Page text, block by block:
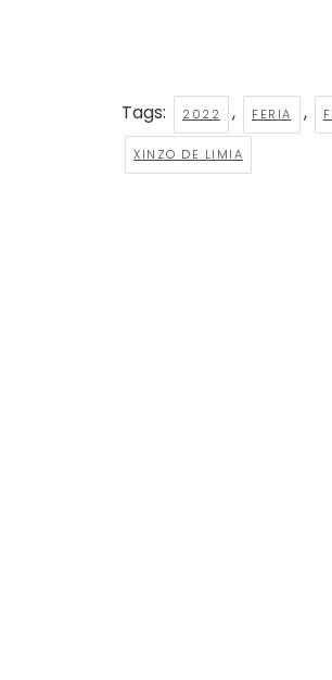
Tags: 2022 , FERIA ,
XINZO DE LIMIA